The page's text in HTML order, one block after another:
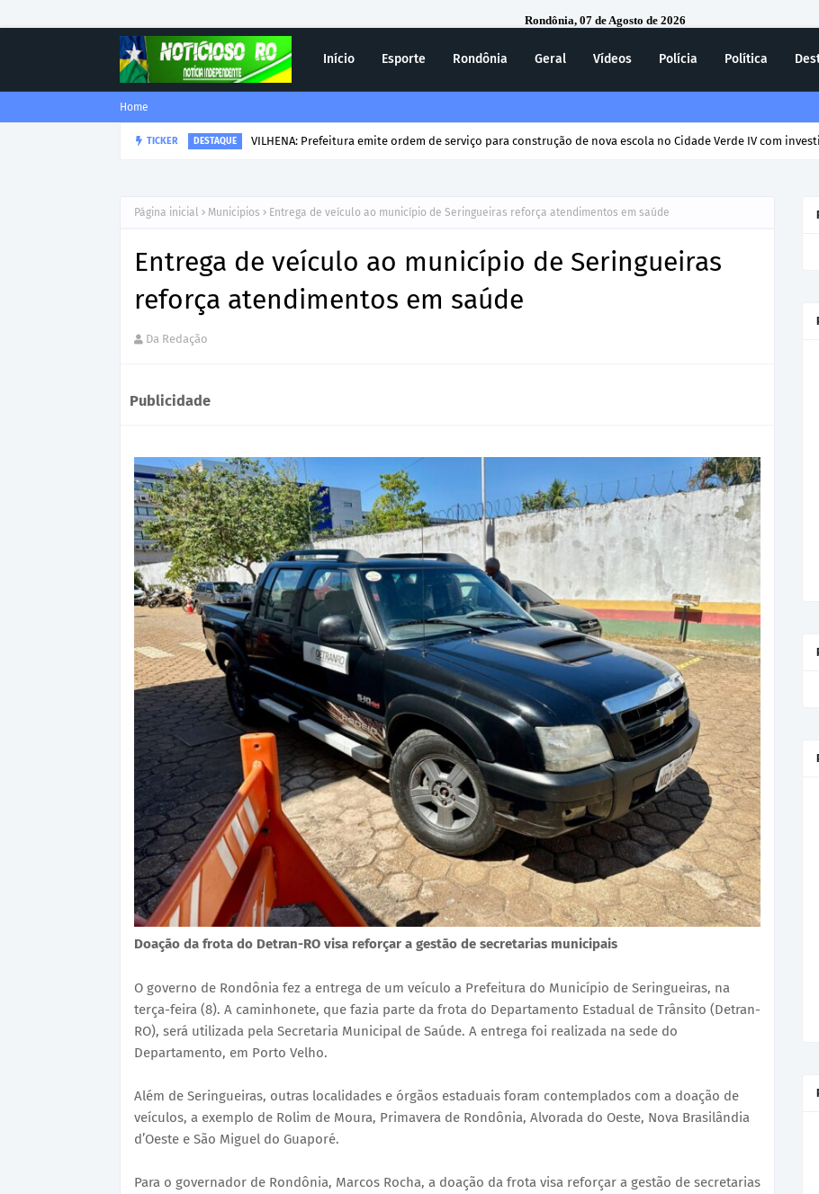
Rondônia, 07 de Agosto de 2026
Início Esporte Rondônia Geral Vídeos Polícia Política
Home
TICKER DESTAQUE VILHENA: Prefeitura emite ordem de serviço para construção de nova escola no Cidade Verde IV com
Página inicial Municipios Entrega de veículo ao município de Seringueiras reforça atendimentos em saúde
Entrega de veículo ao município de Seringueiras
reforça atendimentos em saúde
Da Redação
Publicidade
Doação da frota do Detran-RO visa reforçar a gestão de secretarias municipais
O governo de Rondônia fez a entrega de um veículo a Prefeitura do Município de Seringueiras, na
terça-feira (8). A caminhonete, que fazia parte da frota do Departamento Estadual de Trânsito (Detran-
RO), será utilizada pela Secretaria Municipal de Saúde. A entrega foi realizada na sede do
Departamento, em Porto Velho.
Além de Seringueiras, outras localidades e órgãos estaduais foram contemplados com a doação de
veículos, a exemplo de Rolim de Moura, Primavera de Rondônia, Alvorada do Oeste, Nova Brasilândia
d’Oeste e São Miguel do Guaporé.
Para o governador de Rondônia, Marcos Rocha, a doação da frota visa reforçar a gestão de secretarias